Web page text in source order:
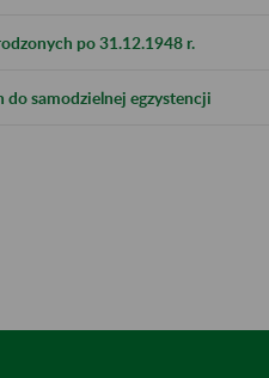
po 31.12.1948 r.
do samodzielnej egzystencji